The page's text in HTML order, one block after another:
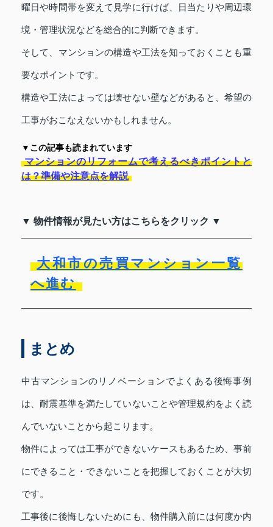
曜日や時間帯を変えて見学に行けば、日当たりや周辺環
境・管理状況などを総合的に判断できます。
そして、マンションの構造や工法を知っておくことも重
要なポイントです。
構造や工法によっては壊せない壁などがあると、希望の
工事がおこなえないかもしれません。
▼この記事も読まれています
マンションのリフォームで考えるべきポイントと
は？準備や注意点を解説
▼ 物件情報が見たい方はこちらをクリック ▼
大和市の売買マンション一覧
へ進む
まとめ
中古マンションのリノベーションでよくある後悔事例
は、耐震基準を満たしていないことや管理規約をよく読
んでいないことから起こります。
物件によっては工事ができないケースもあるため、事前
にできること・できないことを把握しておくことが大切
です。
工事後に後悔しないためにも、物件購入前には何度か内